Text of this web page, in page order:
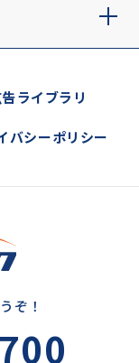
ライブラリ
バシーポリシー
ぞ！